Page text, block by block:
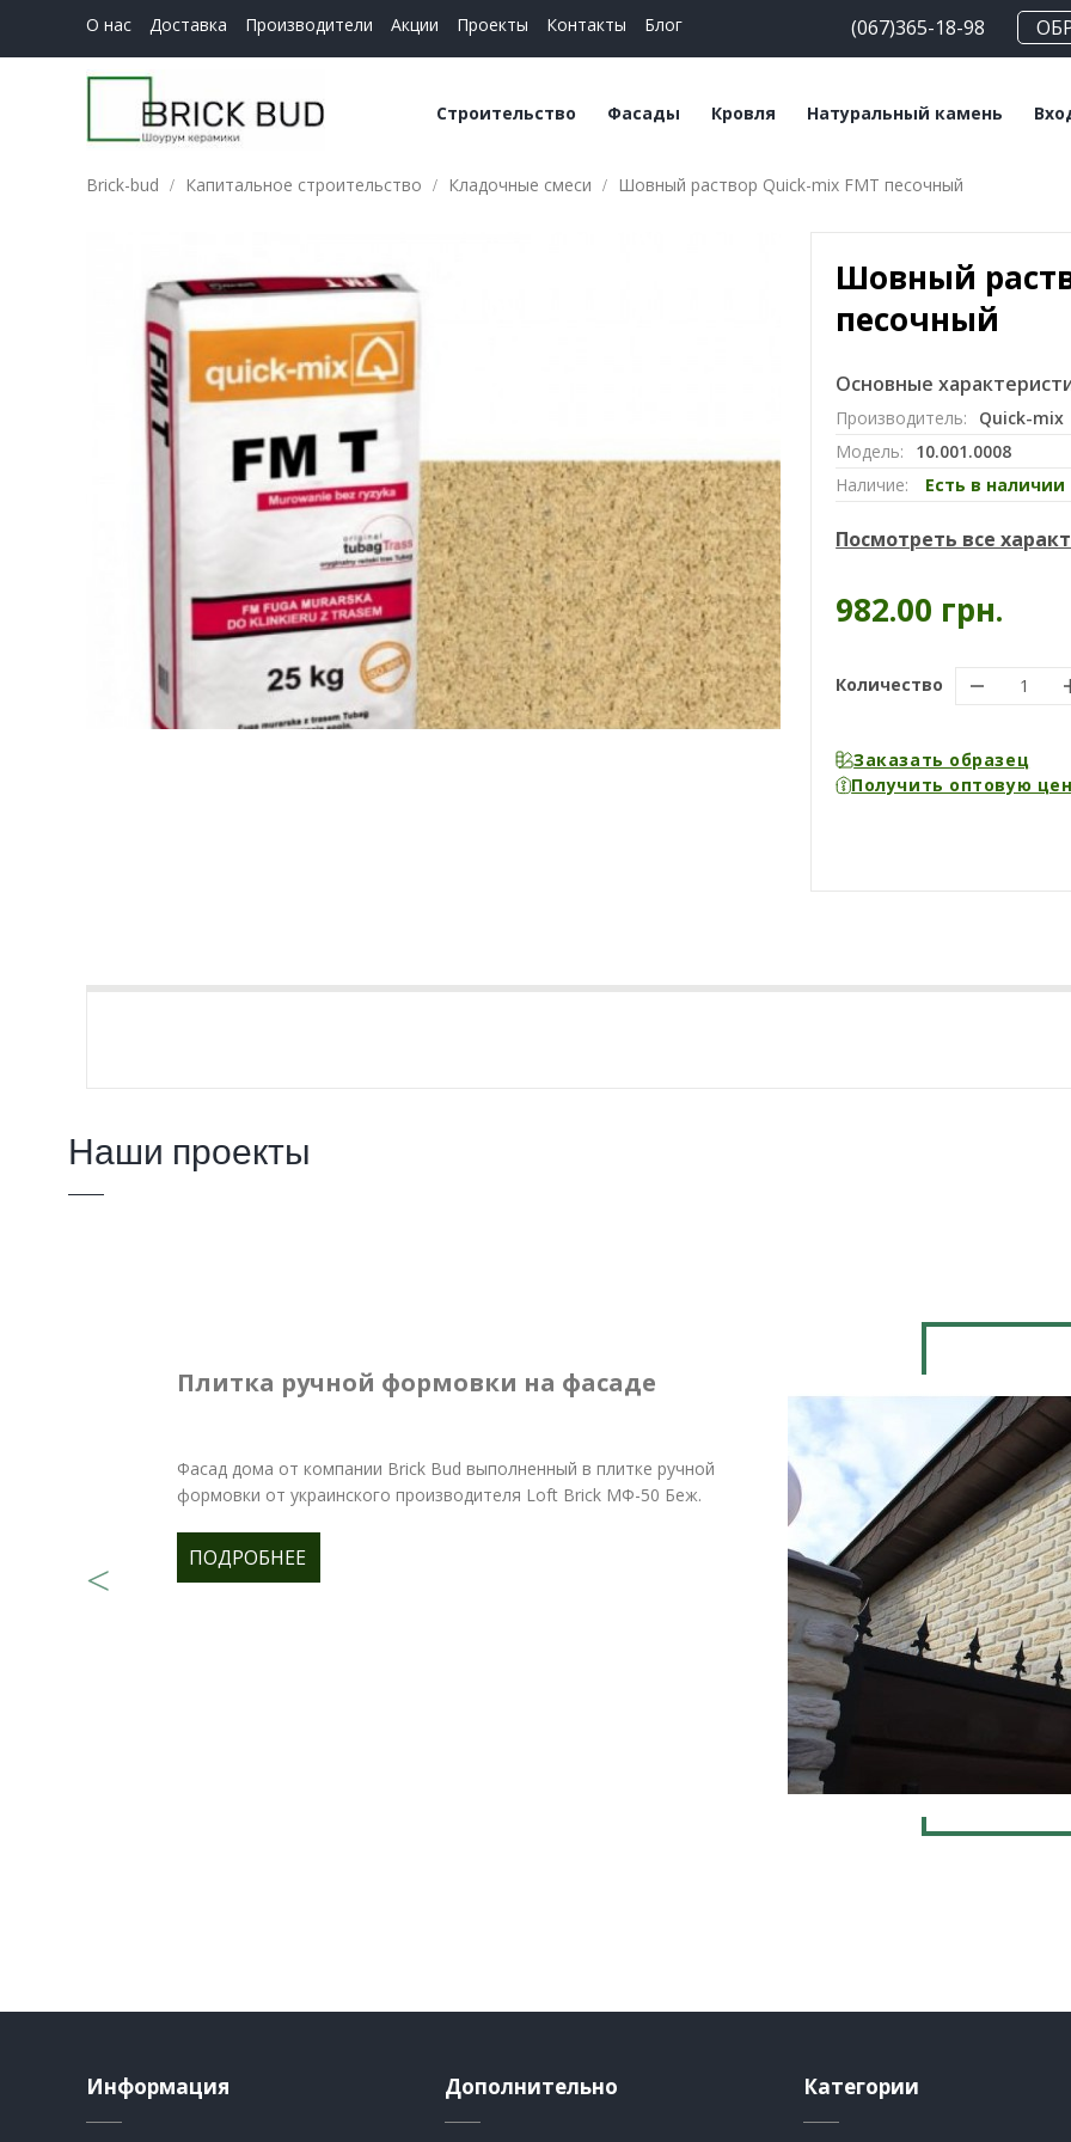
О нас Доставка Производители Акции Проекты Контакты Блог (067)365-18-98
Строительство
Керамические блоки
Фасады
Плитка клинкерная
Кровля
Битумная черепица
Керамическая
Натуральный камень
Сланец
Травертин
Мрамор
Brick-bud Капитальное строительство Кладочные смеси Шовный раствор Quick-mix FMT песочный
Шовный
песочный
Основные
Производитель:
Quick-mix
Модель:
10.001.0008
Наличие:
Есть в наличии
Посмотреть все
982.00 грн.
Количество
Заказать образец
Получить оптовую
Наши проекты
Плитка ручной формовки на фасаде
Фасад дома от компании Brick Bud выполненный в плитке ручной
формовки от украинского производителя Loft Brick МФ-50 Беж.
ПОДРОБНЕЕ
Информация Дополнительно Категории